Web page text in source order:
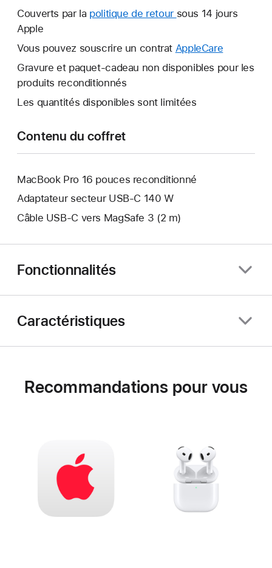
nouvelle
Couverts par la politique de retour Une
fenêtre
sous 14 jours
Apple
Vous pouvez souscrire un contrat AppleCare
nouvelle
Gravure et paquet-cadeau non disponibles pour les
produits reconditionnés
Les quantités disponibles sont limitées
Contenu du coffret
MacBook Pro 16 pouces reconditionné
Adaptateur secteur USB-C 140 W
Câble USB-C vers MagSafe 3 (2 m)
Fonctionnalités
Caractéristiques
Recommandations pour vous